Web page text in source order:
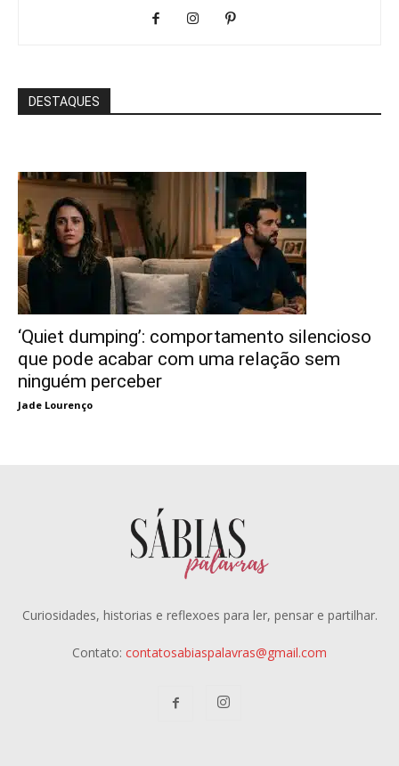
DESTAQUES
‘Quiet dumping’: comportamento silencioso
que pode acabar com uma relação sem
ninguém perceber
Jade Lourenço
Curiosidades, historias e reflexoes para ler, pensar e partilhar.
Contato: contatosabiaspalavras@gmail.com